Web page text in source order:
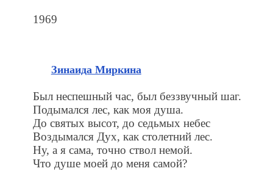
1969
Зинаида Миркина
Был неспешный час, был беззвучный шаг.
Подымался лес, как моя душа.
До святых высот, до седьмых небес
Воздымался Дух, как столетний лес.
Ну, а я сама, точно ствол немой.
Что душе моей до меня самой?